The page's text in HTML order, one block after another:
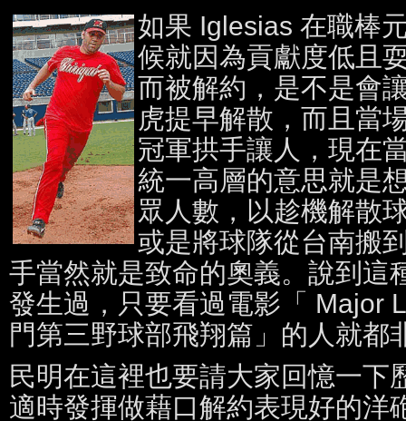
如果 Iglesias 在職棒
候就因為貢獻度低且
而被解約，是不是會
虎提早解散，而且當
冠軍拱手讓人，現在
統一高層的意思就是
眾人數，以趁機解散
或是將球隊從台南搬
手當然就是致命的奧義。說到這
發生過，只要看過電影「 Major
門第三野球部飛翔篇」的人就都
民明在這裡也要請大家回憶一下
適時發揮做藉口解約表現好的洋